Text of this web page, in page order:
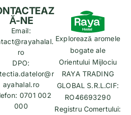
Explorează aromele
bogate ale
Orientului Mijlociu
RAYA TRADING
GLOBAL S.R.L.CIF:
RO46693290
Registru Comertului:
Ă-NE
Email:
ro
DPO:
ayahalal.ro
0701 002
000